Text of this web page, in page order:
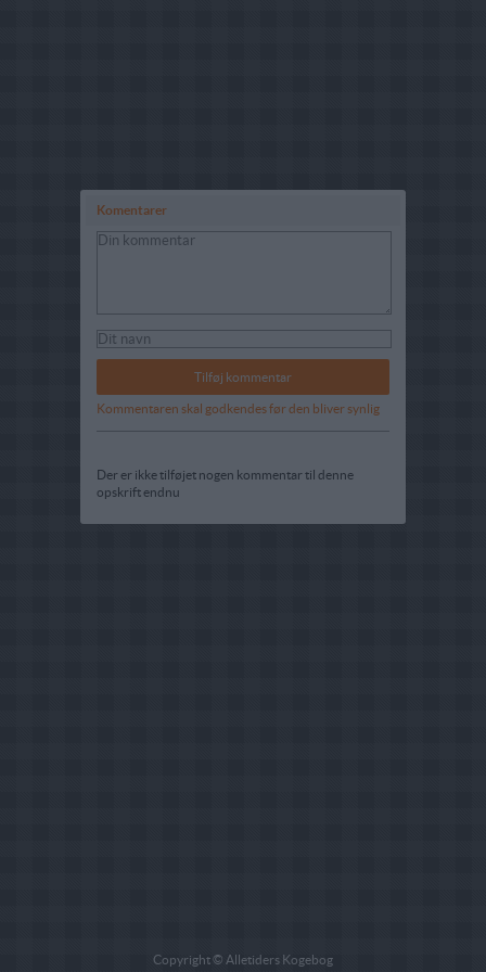
Komentarer
Kommentaren skal godkendes før den bliver synlig
Der er ikke tilføjet nogen kommentar til denne
opskrift endnu
Copyright © Alletiders Kogebog